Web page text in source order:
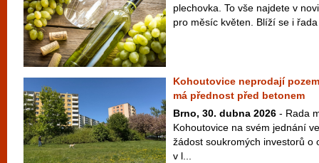
plechovka. To vše najdete v
pro měsíc květen. Blíží se i
Kohoutovice neprodají
má přednost před betonem
Brno, 30. dubna 2026 - Rada
Kohoutovice na svém jednání
žádost soukromých investorů o
v l...